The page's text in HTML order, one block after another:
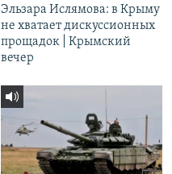
Эльзара Ислямова: в Крыму
не хватает дискуссионных
прощадок | Крымский
вечер